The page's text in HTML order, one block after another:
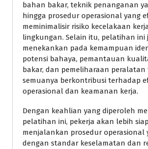
bahan bakar, teknik penanganan
hingga prosedur operasional yang
meminimalisir risiko kecelakaan
lingkungan. Selain itu, pelatihan ini
menekankan pada kemampuan
potensi bahaya, pemantauan
bakar, dan pemeliharaan peralatan
semuanya berkontribusi terhadap
operasional dan keamanan kerja.
Dengan keahlian yang diperoleh
pelatihan ini, pekerja akan lebih
menjalankan prosedur operasional
dengan standar keselamatan dan